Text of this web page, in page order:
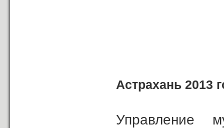
Астрахань 2013
Управление